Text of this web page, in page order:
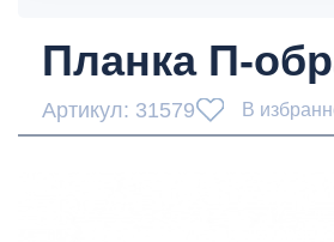
Планка П-
Артикул: 31579 В